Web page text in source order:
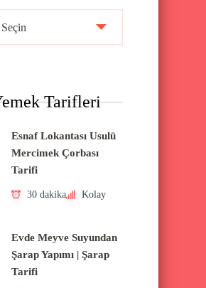
Tarifleri
Esnaf Lokantası Usulü
Mercimek Çorbası
Tarifi
30 dakika Kolay
Evde Meyve Suyundan
Şarap Yapımı | Şarap
Tarifi